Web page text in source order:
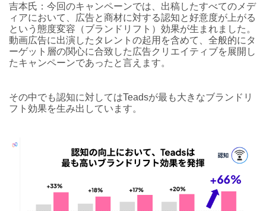
吉本氏：今回のキャンペーンでは、出稿したすべてのメデ
ィアにおいて、広告と商材に対する認知と好意度が上がる
という態度変容（ブランドリフト）効果が生まれました。
動画広告に出演したタレントの起用を含めて、全般的にタ
ーゲット層の関心に合致した広告クリエイティブを展開し
たキャンペーンであったと言えます。
その中でも認知に対してはTeadsが最も大きなブランドリ
フト効果を生み出しています。